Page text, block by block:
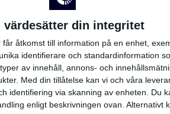
värdesätter din integritet
får åtkomst till information på en enhet,
identifierare och standardinformation
av innehåll, annons- och
Med din tillåtelse kan vi och våra
identifiering via skanning av enheten. Du
enligt beskrivningen ovan. Alternativt